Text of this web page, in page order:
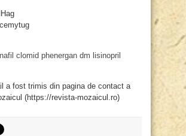
clomid phenergan dm lisinopril
a fost trimis din pagina de contact a
(https://revista-mozaicul.ro)